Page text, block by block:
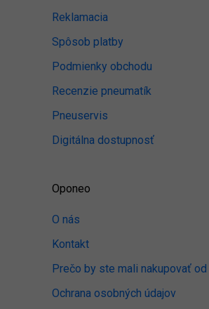
Reklamacia
Spôsob platby
Podmienky obchodu
Recenzie pneumatík
Pneuservis
Digitálna dostupnosť
Oponeo
O nás
Kontakt
Prečo by ste mali nakupovať od
Ochrana osobných údajov